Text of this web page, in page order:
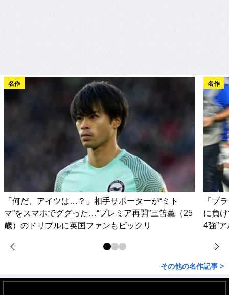
名作
「何だ、アイツは…？」相手サポーターが“ミト
マ”をスマホでググった…“プレミア再開”三笘薫（25
歳）のドリブルに英国ファンもビックリ
名作
「ブ
に負
4強”
その他の名作記事 >